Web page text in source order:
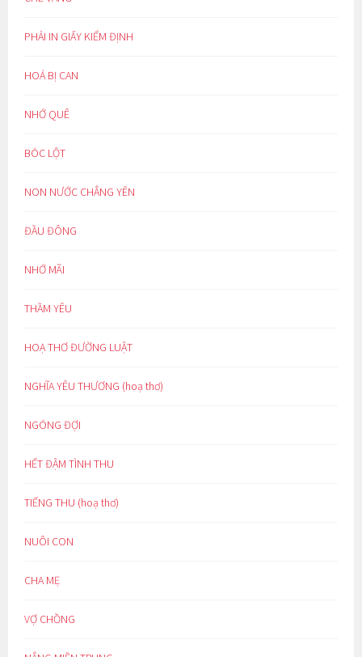
PHẢI IN GIẤY KIỂM ĐỊNH
HOÁ BỊ CAN
NHỚ QUÊ
BÓC LỘT
NON NƯỚC CHẲNG YÊN
ĐẦU ĐÔNG
NHỚ MÃI
THẦM YÊU
HOẠ THƠ ĐƯỜNG LUẬT
NGHĨA YÊU THƯƠNG (hoạ thơ)
NGÓNG ĐỢI
HẾT ĐẬM TÌNH THU
TIẾNG THU (hoạ thơ)
NUÔI CON
CHA MẸ
VỢ CHỒNG